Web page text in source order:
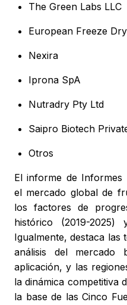
The Green Labs LLC
European Freeze
Nexira
Iprona SpA
Nutradry Pty Ltd
Saipro Biotech
Otros
El informe de Informes
el mercado global de
los factores de
histórico (2019-2025)
Igualmente, destaca las
análisis del
aplicación, y las
la dinámica competitiva
la base de las Cinco